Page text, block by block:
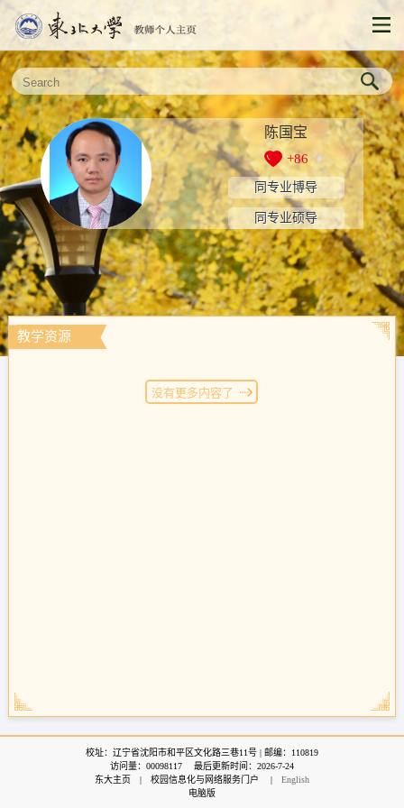
陈国宝
+86
同专业博导
同专业硕导
教学资源
没有更多内容了
校址：辽宁省沈阳市和平区文化路三巷11号 | 邮编：110819
访问量： 00098117 最后更新时间： 2026-7-24
东大主页
| 校园信息化与网络服务门户 |
English
电脑版